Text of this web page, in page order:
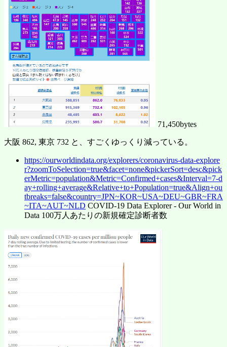
71,450bytes
大阪 862, 東京 732 と、すごくゆっくり減っている。
https://ourworldindata.org/explorers/coronavirus-data-explore
r?zoomToSelection=true&facet=none&pickerSort=desc&pick
erMetric=population&Metric=Confirmed+cases&Interval=7-d
ay+rolling+average&Relative+to+Population=true&Align+ou
tbreaks=false&country=JPN~KOR~USA~DEU~GBR~FRA
~ITA~AUT~NLD COVID-19 Data Explorer - Our World in
Data 100万人あたりの新規確定診断者数